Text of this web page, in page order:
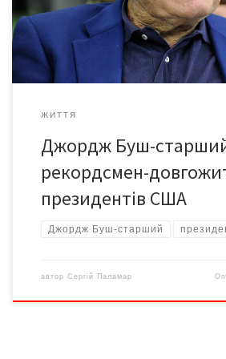
встановлене 38-м президентом США
який помер в грудні 2006 року, коли
ЖИТТЯ
Джордж Буш-
рекордсмен-
президентів США
Джордж Буш-старший
автор Сергій Паламар